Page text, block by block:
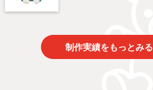
制作実績をもっとみる